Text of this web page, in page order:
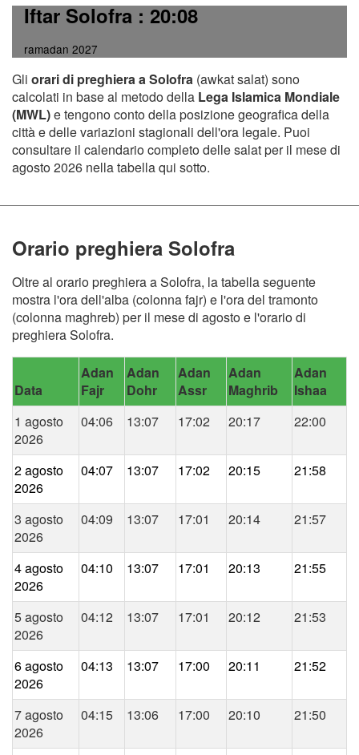
Iftar Solofra: 20:08
ramadan 2027
Gli orari di preghiera a Solofra (awkat salat) sono
calcolati in base al metodo della Lega Islamica Mondiale
(MWL)e tengono conto della posizione geografica della
città e delle variazioni stagionali dell'ora legale. Puoi
consultare il calendario completo delle salat per il mese di
agosto 2026 nella tabella qui sotto.
Orario preghiera Solofra
Oltre al orario preghiera a Solofra, la tabella seguente
mostra l'ora dell'alba (colonna fajr) e l'ora del tramonto
(colonna maghreb) per il mese di agosto e l'orario di
preghiera Solofra.
Data
Adan
Fajr
Adan
Dohr
Adan
Assr
Adan
Maghrib
Adan
Ishaa
1 agosto
2026
04:06 13:07 17:02 20:17 22:00
2 agosto
2026
04:07 13:07 17:02 20:15 21:58
3 agosto
2026
04:09 13:07 17:01 20:14 21:57
4 agosto
2026
04:10 13:07 17:01 20:13 21:55
5 agosto
2026
04:12 13:07 17:01 20:12 21:53
6 agosto
2026
04:13 13:07 17:00 20:11 21:52
7 agosto
2026
04:15 13:06 17:00 20:10 21:50